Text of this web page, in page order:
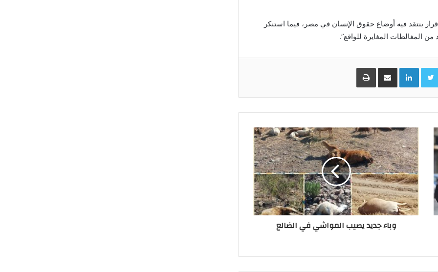
ينتقد فيه أوضاع حقوق الإنسان في مصر، فيما استنكر
المغالطات المغايرة للواقع”.
Twitter
LinkedInمشاركة عبر البريد طباعة
وباء جديد يصيب المواشي في الضالع